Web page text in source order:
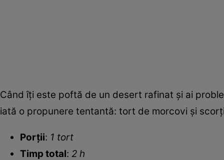
Când îţi este poftă de un desert rafinat şi ai
iată o propunere tentantă: tort de morcovi şi
Porții: 1 tort
Timp total: 2 h